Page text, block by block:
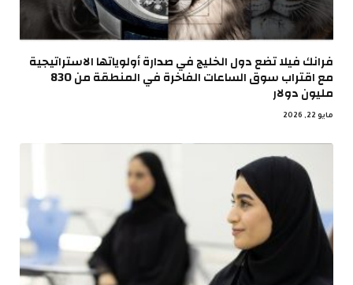
فرانك فيلا تضع دول الخليج في صدارة أولوياتها الاستراتيجية
مع اقتراب سوق الساعات الفاخرة في المنطقة من 830
مليون دولار
مايو 22, 2026